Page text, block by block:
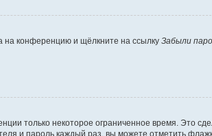
на конференцию и щёлкните на ссылку Забыли
только некоторое ограниченное время. Это
и пароль каждый раз, вы можете отметить